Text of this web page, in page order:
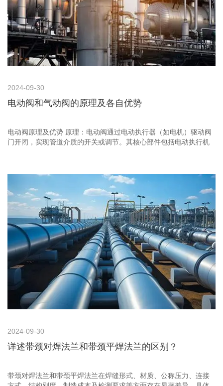
2024-09-30
电动阀和气动阀的原理及各自优势
电动阀原理及优势 原理：电动阀通过电动执行器（如电机）驱动阀
门开闭，实现管道介质的开关或调节。其核心部件包括电动执行机
2024-09-30
详述带颈对焊法兰和带颈平焊法兰的区别？
带颈对焊法兰和带颈平焊法兰在焊缝形式、材质、公称压力、连接